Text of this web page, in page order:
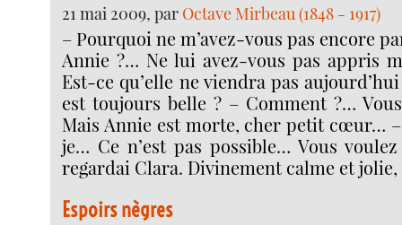
21 mai 2009, par Octave Mirbeau (1848 - 1917)
– Pourquoi ne m’avez-vous pas encore
Annie ?… Ne lui avez-vous pas appris
Est-ce qu’elle ne viendra pas
est toujours belle ? – Comment ?…
Mais Annie est morte, cher petit cœur…
je… Ce n’est pas possible… Vous
regardai Clara. Divinement calme et
Espoirs nègres